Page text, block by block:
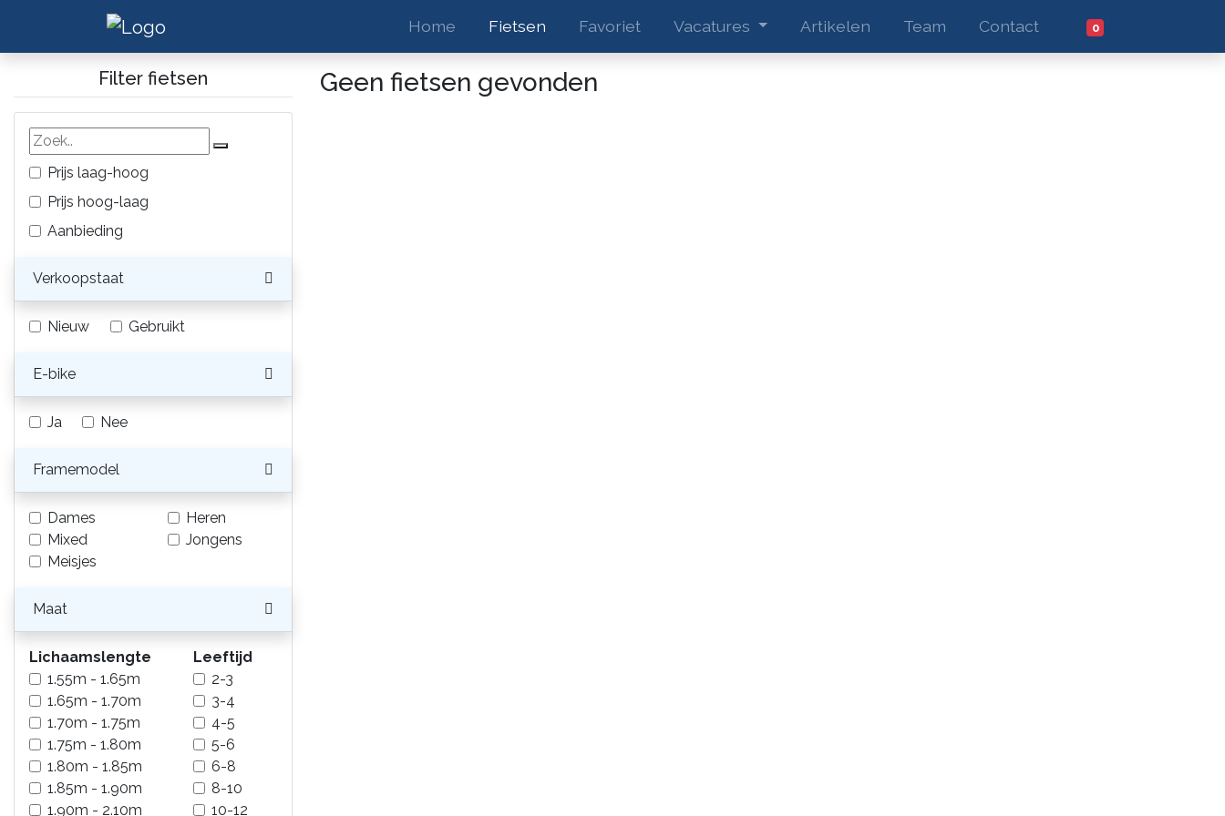
Home Fietsen Favoriet Vacatures Artikelen Team Contact 0
Filter fietsen
Prijs laag-hoog
Prijs hoog-laag
Aanbieding
Verkoopstaat
Nieuw Gebruikt
E-bike
Ja Nee
Framemodel
Dames
Heren
Mixed
Jongens
Meisjes
Maat
Lichaamslengte
1.55m - 1.65m
1.65m - 1.70m
1.70m - 1.75m
1.75m - 1.80m
1.80m - 1.85m
1.85m - 1.90m
1.90m - 2.10m
Leeftijd
2-3
3-4
4-5
5-6
6-8
8-10
10-12
Geen fietsen gevonden